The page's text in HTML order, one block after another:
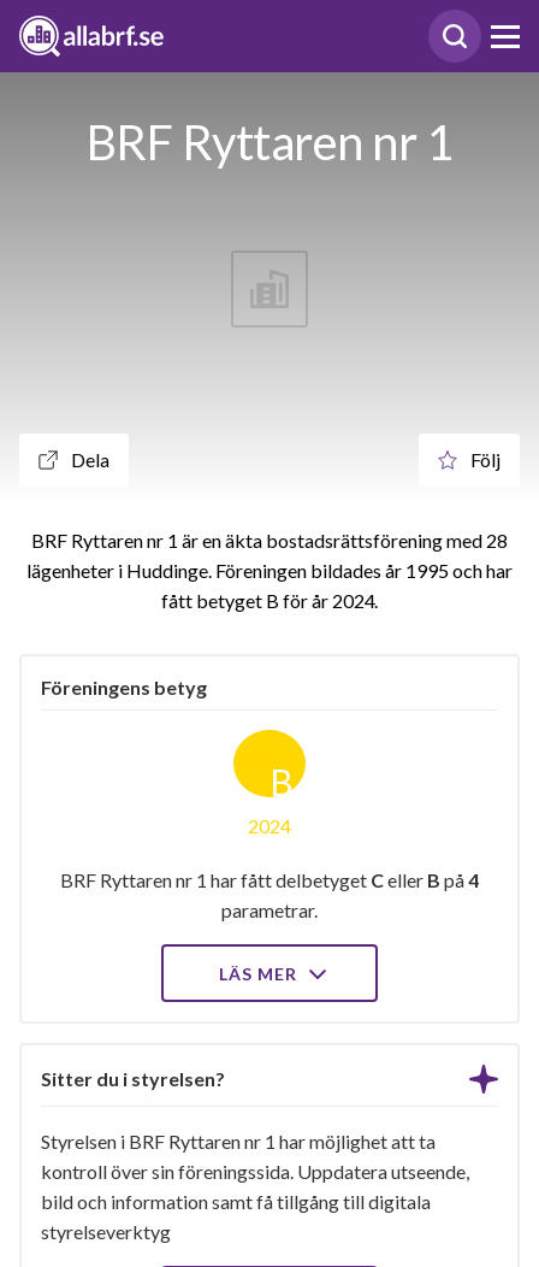
BRF Ryttaren nr 1
Dela Följ
BRF Ryttaren nr 1 är en äkta bostadsrättsförening med 28
lägenheter i Huddinge. Föreningen bildades år 1995 och har
fått betyget B för år 2024
Föreningens betyg
B
2024
BRF Ryttaren nr 1 har fått delbetyget Celler B på4
parametrar.
LÄS MER
Sitter du i styrelsen?
Styrelsen i BRF Ryttaren nr 1 har möjlighet att ta
kontroll över sin föreningssida. Uppdatera utseende,
bild och information samt få tillgång till digitala
styrelseverktyg